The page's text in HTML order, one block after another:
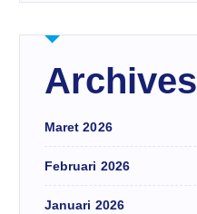
Archives
Maret 2026
Februari 2026
Januari 2026